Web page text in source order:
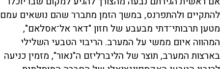
להתקיים ולהתפרנס, במשך הזמן מתברר שהם נושאים עמם
מטען תרבותי־דתי מבעבע של חזון "דאר אל־אסלאם",
המהווה איום ממשי על המערב. הריבוי הטבעי השלילי
בארצות המערב, תוצר של הליברליזם ה"נאור", מזמין כניעה